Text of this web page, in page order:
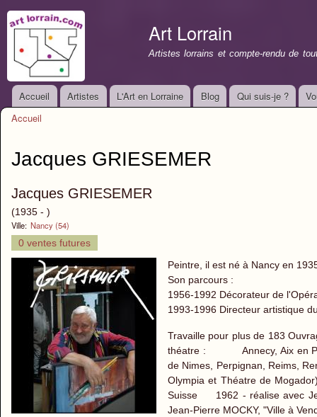
Art Lorrain
Artistes lorrains et compte-rendu de
Menu principal
Accueil Artistes L'Art en Lorraine Blog Qui suis-je ?
Accueil
Jacques GRIESEMER
Jacques GRIESEMER
(1935 - )
Ville: Nancy (54)
0 ventes futures
Peintre, il est né à Nancy en
Son parcours :
1956-1992 Décorateur
1993-1996 Directeur artistique
Travaille pour plus de 183
théatre : Annecy, Aix en
de Nimes, Perpignan, Reims,
Olympia et Théatre de
Suisse 1962 - réalise avec
Jean-Pierre MOCKY, "Ville à